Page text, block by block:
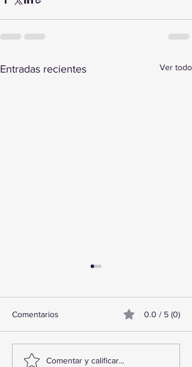
Entradas recientes Ver todo
TourTravelynByFraveo
Comentarios 0.0 / 5 (0)
Comentar y calificar...